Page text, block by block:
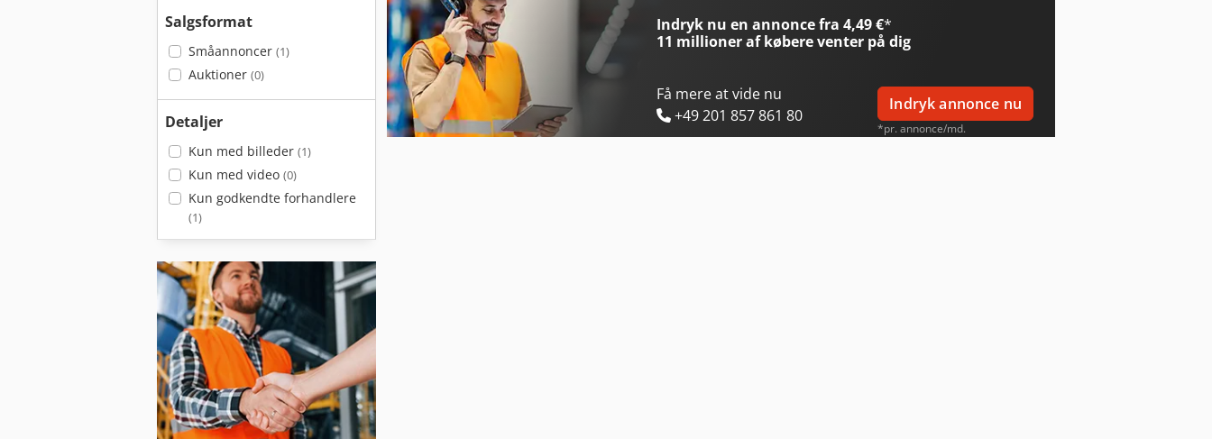
Salgsformat
Småannoncer (1)
Auktioner (0)
Detaljer
Kun med billeder (1)
Kun med video (0)
Kun godkendte forhandlere
(1)
Holz-Her Tectra 6120 Classic
Panhans 680/200
Indryk nu en annonce fra 4,49 €*
11 millioner af købereventer på dig
Få mere at vide nu
+49 201 857 861 80
Indryk annonce nu
*pr. annonce/md.